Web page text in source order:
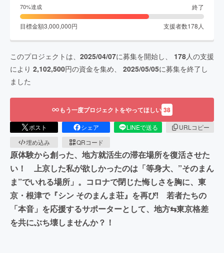
70%達成 終了
目標金額3,000,000円 支援者数178 人
このプロジェクトは、 2025/04/07に募集を開始し、 178人の支援
により 2,102,500円の資金を集め、 2025/05/05に募集を終了し
ました
もう一度プロジェクトをやってほしい 38
ポスト シェア LINEで送る
URLコピー
埋め込み
QRコード
原体験から創った、地方就活生の滞在場所を復活させた
い！ 上京した私が欲しかったのは「等身大、”そのまん
ま”でいれる場所」。コロナで閉じた悔しさを胸に、東
京・根津で『シン そのまんま荘』を再び! 若者たちの
「本音」を応援するサポーターとして、地方⇆東京格差
を共にぶち壊しませんか？！